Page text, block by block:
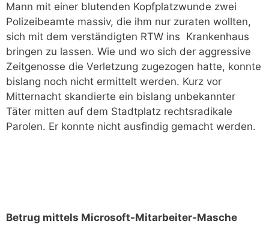
Mann mit einer blutenden Kopfplatzwunde zwei
Polizeibeamte massiv, die ihm nur zuraten wollten,
sich mit dem verständigten RTW ins Krankenhaus
bringen zu lassen. Wie und wo sich der aggressive
Zeitgenosse die Verletzung zugezogen hatte, konnte
bislang noch nicht ermittelt werden. Kurz vor
Mitternacht skandierte ein bislang unbekannter
Täter mitten auf dem Stadtplatz rechtsradikale
Parolen. Er konnte nicht ausfindig gemacht werden.
Betrug mittels Microsoft-Mitarbeiter-Masche